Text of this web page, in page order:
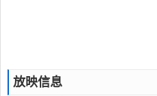
放映信息